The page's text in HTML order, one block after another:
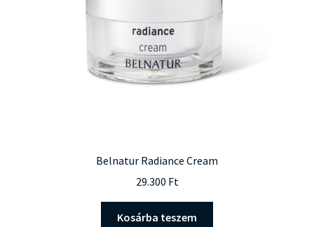
Belnatur Radiance Cream
29.300 Ft
Kosárba teszem